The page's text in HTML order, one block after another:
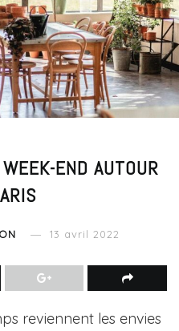
END AUTOUR
13 avril 2022
reviennent les envies